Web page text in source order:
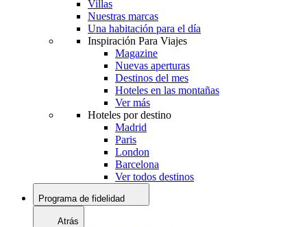
Villas
Nuestras marcas
Una habitación para el día
Inspiración Para Viajes
Magazine
Nuevas aperturas
Destinos del mes
Hoteles en las montañas
Ver más
Hoteles por destino
Madrid
Paris
London
Barcelona
Ver todos destinos
Programa de fidelidad
Atrás